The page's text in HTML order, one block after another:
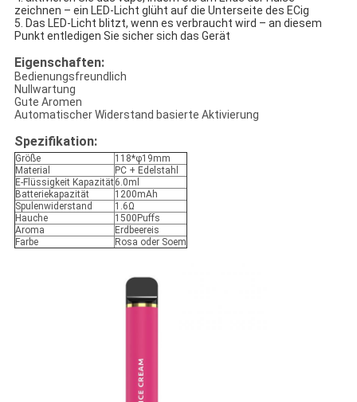
zeichnen – ein LED-Licht glüht auf die Unterseite des ECig
5. Das LED-Licht blitzt, wenn es verbraucht wird – an diesem
Punkt entledigen Sie sicher sich das Gerät
Eigenschaften:
Bedienungsfreundlich
Nullwartung
Gute Aromen
Automatischer Widerstand basierte Aktivierung
Spezifikation:
Größe
118*φ19mm
Material
PC + Edelstahl
E-Flüssigkeit Kapazität6.0ml
Batteriekapazität
1200mAh
Spulenwiderstand
1.6Ω
Hauche
1500Puffs
Aroma
Erdbeereis
Farbe
Rosa oder Soem